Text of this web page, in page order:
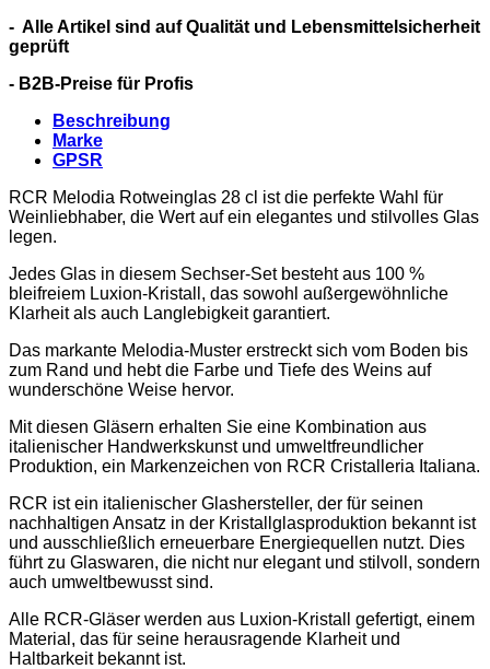
- Alle Artikel sind auf Qualität und Lebensmittelsicherheit
geprüft
- B2B-Preise für Profis
Beschreibung
Marke
GPSR
RCR Melodia Rotweinglas 28 cl ist die perfekte Wahl für
Weinliebhaber, die Wert auf ein elegantes und stilvolles Glas
legen.
Jedes Glas in diesem Sechser-Set besteht aus 100 %
bleifreiem Luxion-Kristall, das sowohl außergewöhnliche
Klarheit als auch Langlebigkeit garantiert.
Das markante Melodia-Muster erstreckt sich vom Boden bis
zum Rand und hebt die Farbe und Tiefe des Weins auf
wunderschöne Weise hervor.
Mit diesen Gläsern erhalten Sie eine Kombination aus
italienischer Handwerkskunst und umweltfreundlicher
Produktion, ein Markenzeichen von RCR Cristalleria Italiana.
RCR ist ein italienischer Glashersteller, der für seinen
nachhaltigen Ansatz in der Kristallglasproduktion bekannt ist
und ausschließlich erneuerbare Energiequellen nutzt. Dies
führt zu Glaswaren, die nicht nur elegant und stilvoll, sondern
auch umweltbewusst sind.
Alle RCR-Gläser werden aus Luxion-Kristall gefertigt, einem
Material, das für seine herausragende Klarheit und
Haltbarkeit bekannt ist.